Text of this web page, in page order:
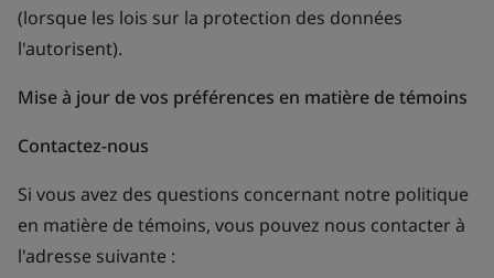
(lorsque les lois sur la protection des données
l'autorisent).
Mise à jour de vos préférences en matière de témoins
Contactez-nous
Si vous avez des questions concernant notre politique
en matière de témoins, vous pouvez nous contacter à
l'adresse suivante :